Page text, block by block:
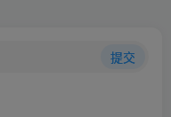
提交